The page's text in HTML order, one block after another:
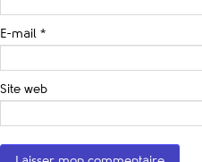
E-mail *
Site web